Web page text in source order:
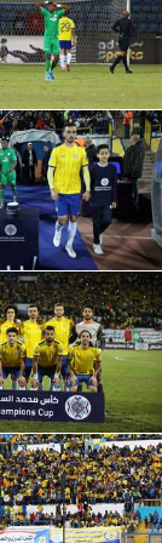
الدوري
الدوري
الدوري
الدوري
الدوري
الدوري
الدوري
دوري أبطال
دوري أبطال
كل البطولات